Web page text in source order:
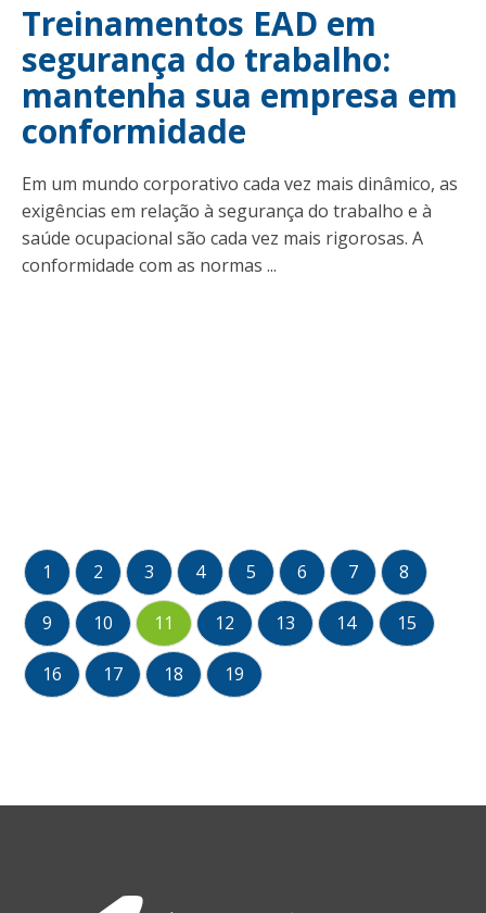
Treinamentos EAD em
segurança do trabalho:
mantenha sua empresa em
conformidade
Em um mundo corporativo cada vez mais dinâmico, as
exigências em relação à segurança do trabalho e à
saúde ocupacional são cada vez mais rigorosas. A
conformidade com as normas ...
1 2 3 4 5 6 7 8
9 10 11 12 13 14 15
16 17 18 19